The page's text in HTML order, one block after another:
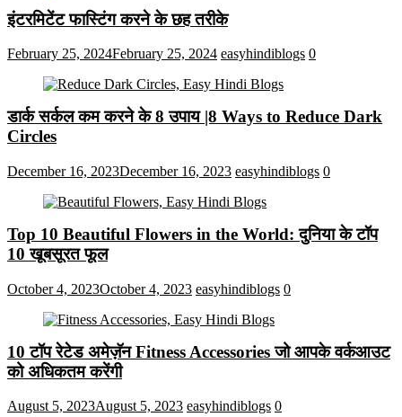
इंटरमिटेंट फास्टिंग करने के छह तरीके
February 25, 2024February 25, 2024 easyhindiblogs 0
डार्क सर्कल कम करने के 8 उपाय |8 Ways to Reduce Dark
Circles
December 16, 2023December 16, 2023 easyhindiblogs 0
Top 10 Beautiful Flowers in the World: दुनिया के टॉप
10 खूबसूरत फूल
October 4, 2023October 4, 2023 easyhindiblogs 0
10 टॉप रेटेड अमेज़ॅन Fitness Accessories जो आपके वर्कआउट
को अधिकतम करेंगी
August 5, 2023August 5, 2023 easyhindiblogs 0